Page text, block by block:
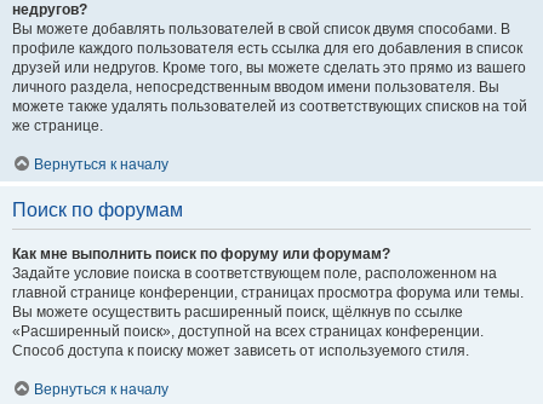
недругов?
Вы можете добавлять пользователей в свой список двумя способами. В
профиле каждого пользователя есть ссылка для его добавления в список
друзей или недругов. Кроме того, вы можете сделать это прямо из вашего
личного раздела, непосредственным вводом имени пользователя. Вы
можете также удалять пользователей из соответствующих списков на той
же странице.
Вернуться к началу
Поиск по форумам
Как мне выполнить поиск по форуму или форумам?
Задайте условие поиска в соответствующем поле, расположенном на
главной странице конференции, страницах просмотра форума или темы.
Вы можете осуществить расширенный поиск, щёлкнув по ссылке
«Расширенный поиск», доступной на всех страницах конференции.
Способ доступа к поиску может зависеть от используемого стиля.
Вернуться к началу